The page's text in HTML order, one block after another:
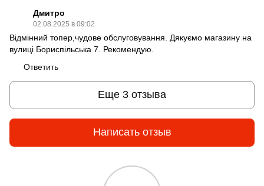
Дмитро
02.08.2025 в 09:02
Відмінний топер,чудове обслуговування. Дякуємо магазину на
вулиці Бориспільська 7. Рекомендую.
Ответить
Еще 3 отзыва
Написать отзыв